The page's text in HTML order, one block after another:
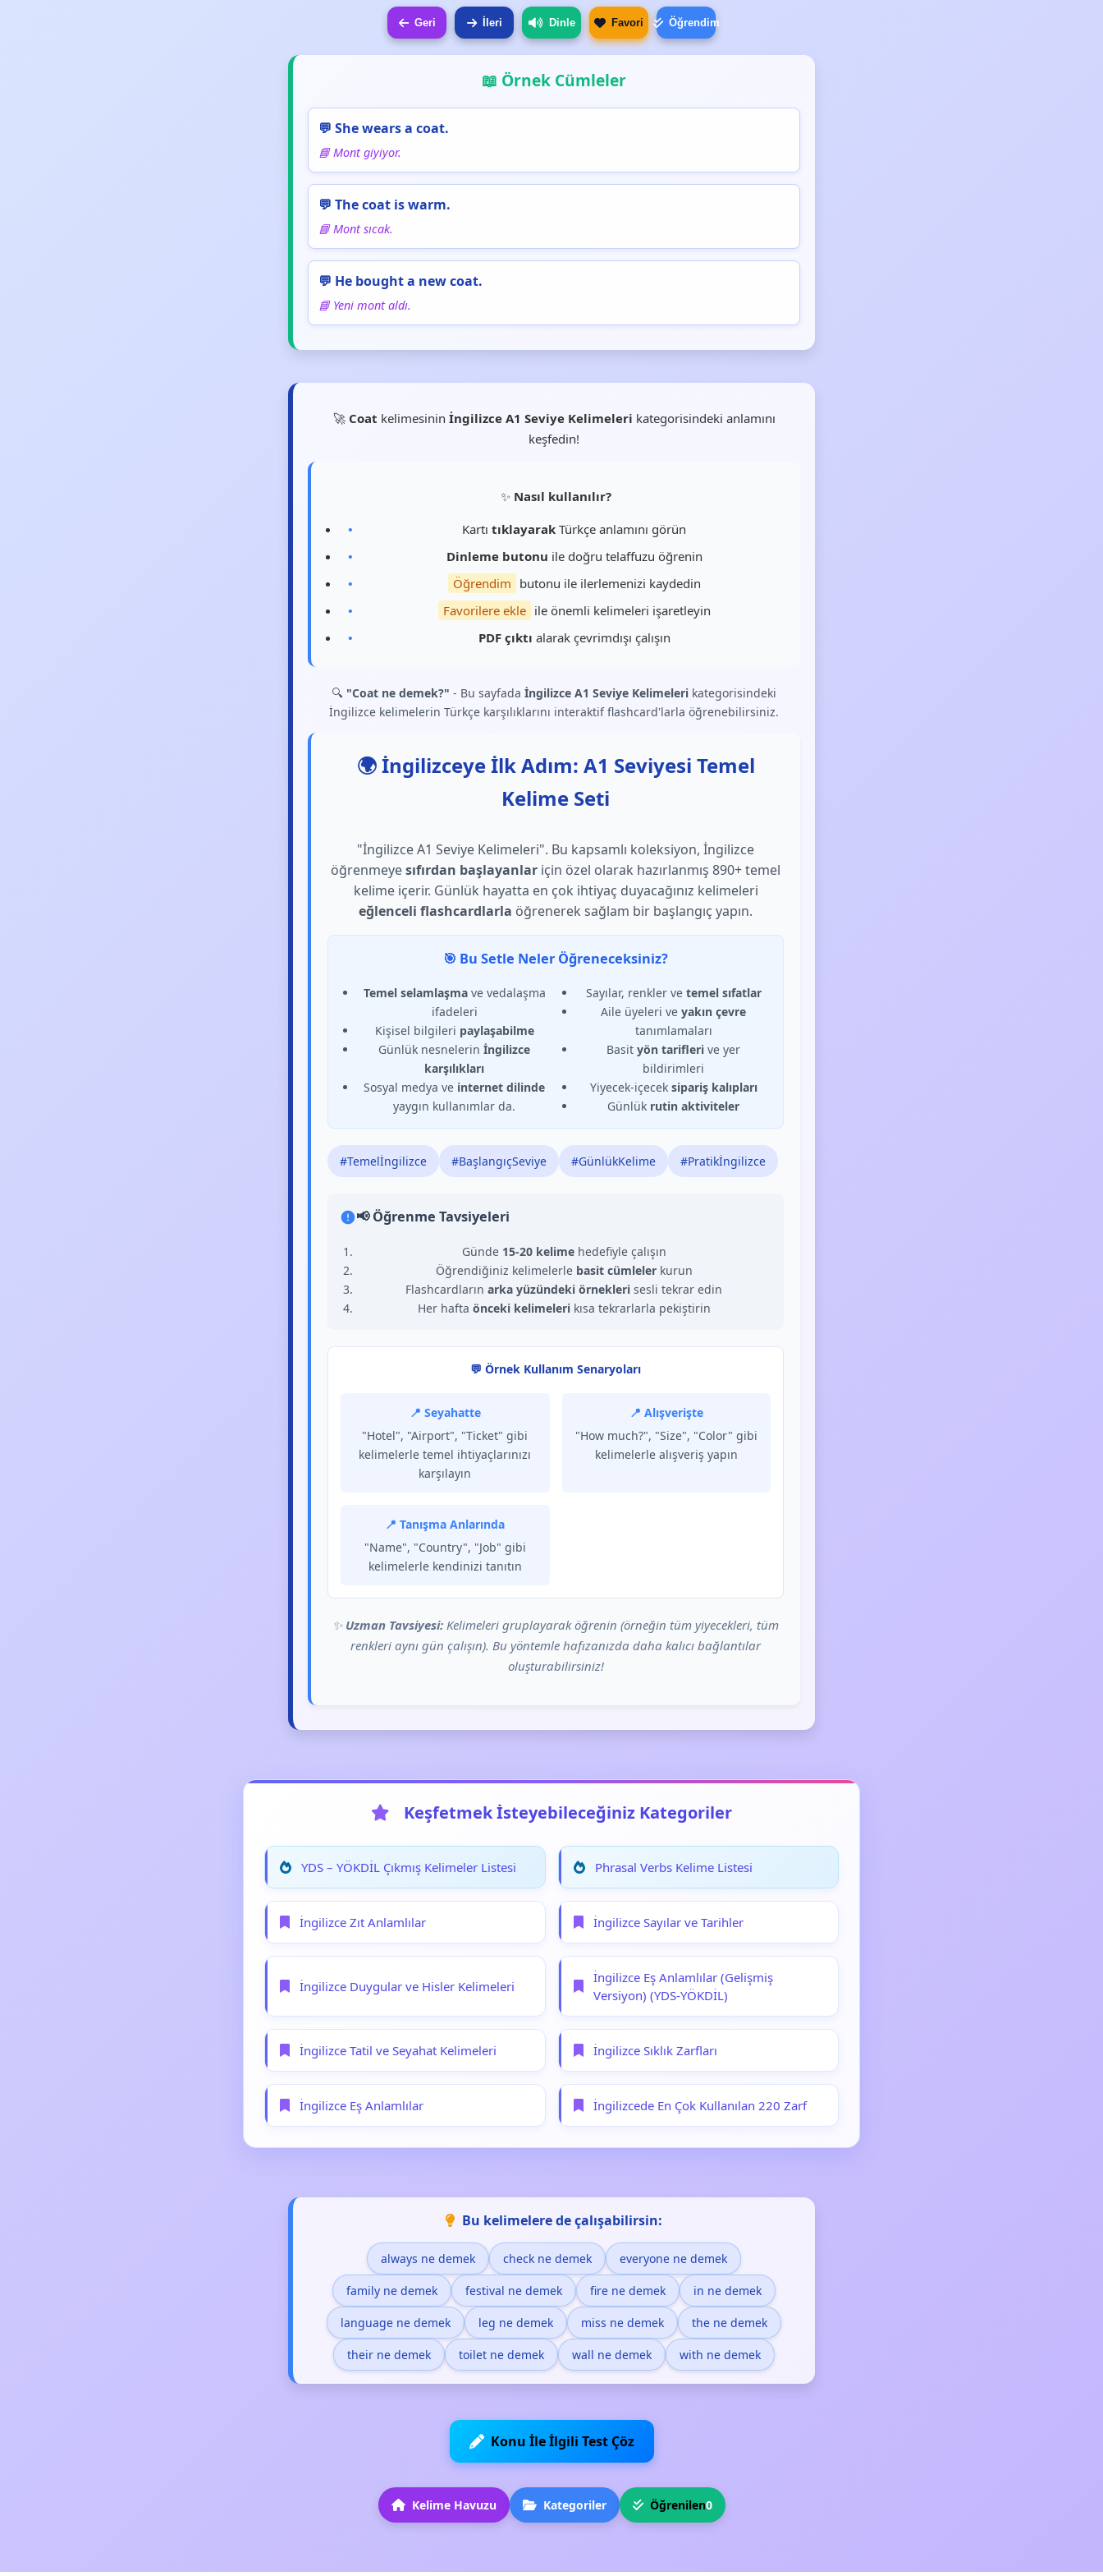
Geri İleri Dinle Favori Öğrendim
📖 Örnek Cümleler
💬 She wears a coat.
📘 Mont giyiyor.
💬 The coat is warm.
📘 Mont sıcak.
💬 He bought a new coat.
📘 Yeni mont aldı.
🚀 Coat kelimesinin İngilizce A1 Seviye Kelimeleri kategorisindeki anlamını
keşfedin!
✨ Nasıl kullanılır?
Kartı tıklayarak Türkçe anlamını görün
Dinleme butonu ile doğru telaffuzu öğrenin
Öğrendim butonu ile ilerlemenizi kaydedin
Favorilere ekle ile önemli kelimeleri işaretleyin
PDF çıktı alarak çevrimdışı çalışın
🔍 "Coat ne demek?" - Bu sayfada İngilizce A1 Seviye Kelimeleri kategorisindeki
İngilizce kelimelerin Türkçe karşılıklarını interaktif flashcard'larla öğrenebilirsiniz.
🌍 İngilizceye İlk Adım: A1 Seviyesi Temel
Kelime Seti
"İngilizce A1 Seviye Kelimeleri". Bu kapsamlı koleksiyon, İngilizce
öğrenmeyesıfırdan başlayanlar için özel olarak hazırlanmış 890+ temel
kelime içerir. Günlük hayatta en çok ihtiyaç duyacağınız kelimeleri
eğlenceli flashcardlarla öğrenerek sağlam bir başlangıç yapın.
🎯 Bu Setle Neler Öğreneceksiniz?
Temel selamlaşmave vedalaşma
ifadeleri
Kişisel bilgileri paylaşabilme
Günlük nesnelerin İngilizce
karşılıkları
Sosyal medya ve internet dilinde
yaygın kullanımlar da.
Sayılar, renkler ve temel sıfatlar
Aile üyeleri ve yakın çevre
tanımlamaları
Basit yön tarifleri ve yer
bildirimleri
Yiyecek-içecek sipariş kalıpları
Günlük rutin aktiviteler
#Temelİngilizce #BaşlangıçSeviye #GünlükKelime #Pratikİngilizce
📢 Öğrenme Tavsiyeleri
Günde 15-20 kelimehedefiyle çalışın
Öğrendiğiniz kelimelerle basit cümlelerkurun
Flashcardların arka yüzündeki örnekleri sesli tekrar edin
Her hafta önceki kelimelerikısa tekrarlarla pekiştirin
💬 Örnek Kullanım Senaryoları
📍 Seyahatte
"Hotel", "Airport", "Ticket" gibi
kelimelerle temel ihtiyaçlarınızı
karşılayın
📍 Alışverişte
"How much?", "Size", "Color" gibi
kelimelerle alışveriş yapın
📍 Tanışma Anlarında
"Name", "Country", "Job" gibi
kelimelerle kendinizi tanıtın
✨ Uzman Tavsiyesi: Kelimeleri gruplayarak öğrenin (örneğin tüm yiyecekleri, tüm
renkleri aynı gün çalışın). Bu yöntemle hafızanızda daha kalıcı bağlantılar
oluşturabilirsiniz!
Keşfetmek İsteyebileceğiniz Kategoriler
YDS – YÖKDİL Çıkmış Kelimeler Listesi Phrasal Verbs Kelime Listesi
İngilizce Zıt Anlamlılar İngilizce Sayılar ve Tarihler
İngilizce Duygular ve Hisler Kelimeleri
İngilizce Eş Anlamlılar (Gelişmiş
Versiyon) (YDS-YÖKDİL)
İngilizce Tatil ve Seyahat Kelimeleri İngilizce Sıklık Zarfları
İngilizce Eş Anlamlılar İngilizcede En Çok Kullanılan 220 Zarf
Bu kelimelere de çalışabilirsin:
always ne demek check ne demek everyone ne demek
family ne demek festival ne demek fire ne demek in ne demek
language ne demek leg ne demek miss ne demek the ne demek
their ne demek toilet ne demek wall ne demek with ne demek
Konu İle İlgili Test Çöz
Kelime Havuzu Kategoriler Öğrenilen0